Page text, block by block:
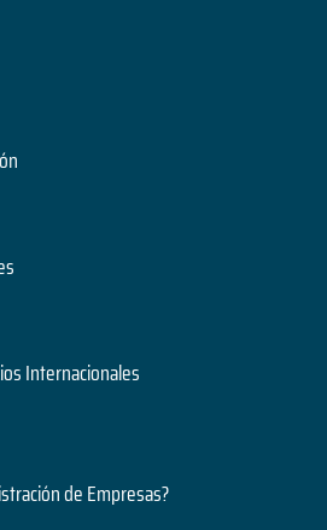
Internacionales
de Empresas?